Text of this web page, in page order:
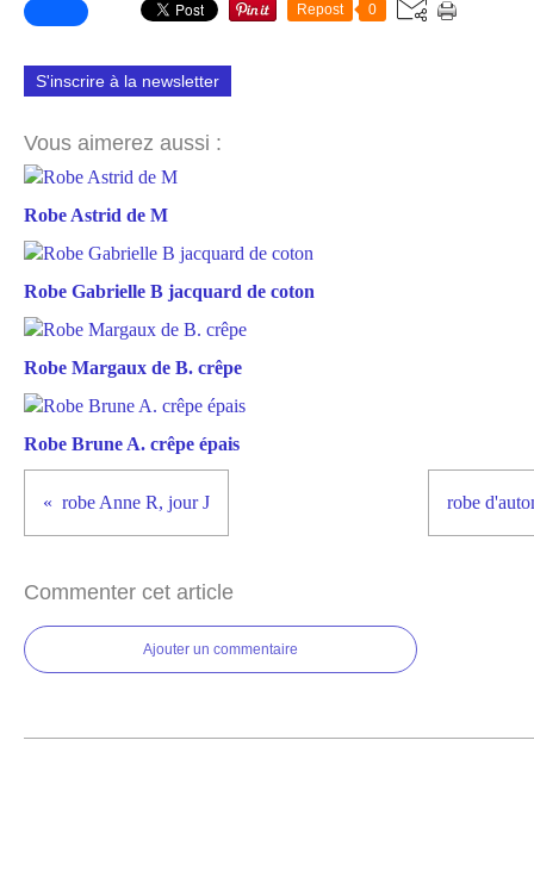
Repost 0
S'inscrire à la newsletter
Vous aimerez aussi :
Robe Astrid de M
Robe Gabrielle B jacquard de coton
Robe Margaux de B. crêpe
Robe Brune A. crêpe épais
robe Anne R, jour J robe
Commenter cet article
Ajouter un commentaire